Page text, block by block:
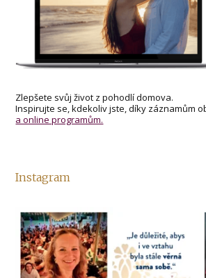
Zlepšete svůj život z pohodlí domova.
Inspirujte se, kdekoliv jste, díky záznamům
a online programům.
Instagram